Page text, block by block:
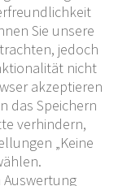
Sie unsere
jedoch
nicht
akzeptieren
das Speichern
verhindern,
„Keine
Auswertung